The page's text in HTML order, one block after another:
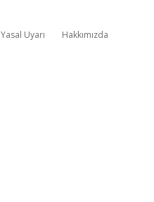
Yasal Uyarı Hakkımızda